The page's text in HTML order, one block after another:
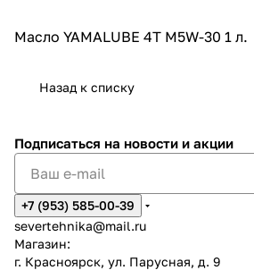
Масло YAMALUBE 4Т M5W-30 1 л.
Назад к списку
Подписаться на новости и акции
+7 (953) 585-00-39
severtehnika@mail.ru
Магазин:
г. Красноярск, ул. Парусная, д. 9